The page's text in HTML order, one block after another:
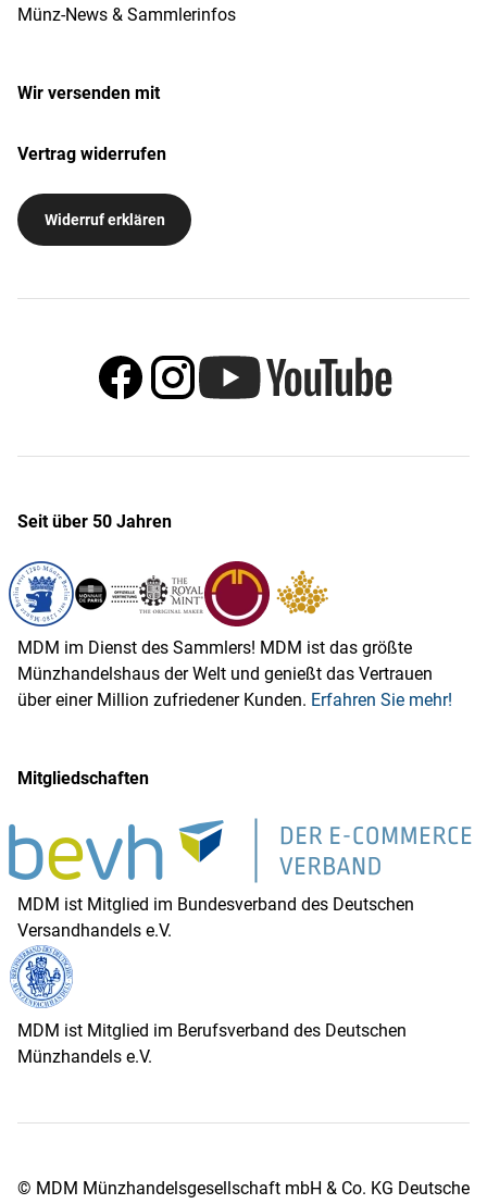
Münz-News & Sammlerinfos
Wir versenden mit
Vertrag widerrufen
Widerruf erklären
Seit über 50 Jahren
MDM im Dienst des Sammlers! MDM ist das größte
Münzhandelshaus der Welt und genießt das Vertrauen
über einer Million zufriedener Kunden. Erfahren Sie mehr!
Mitgliedschaften
MDM ist Mitglied im Bundesverband des Deutschen
Versandhandels e.V.
MDM ist Mitglied im Berufsverband des Deutschen
Münzhandels e.V.
© MDM Münzhandelsgesellschaft mbH & Co. KG Deutsche